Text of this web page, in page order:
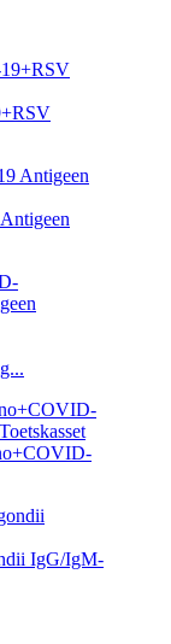
IgG/IgM-